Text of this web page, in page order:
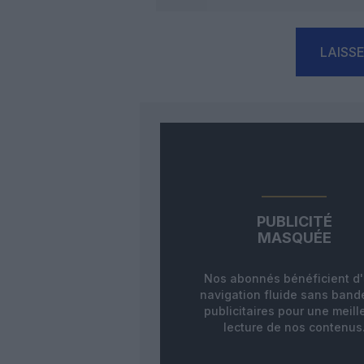
PUBLICITÉ
MASQUÉE
Nos abonnés bénéficient
navigation fluide sans
publicitaires pour une
lecture de nos contenus.